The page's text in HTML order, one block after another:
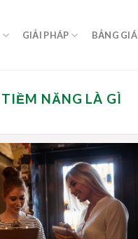
GIẢI PHÁP BẢNG GIÁ
NĂNG LÀ GÌ